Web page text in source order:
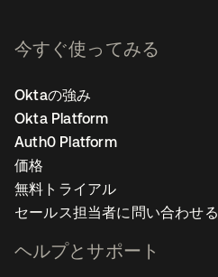
今すぐ使ってみる
Oktaの強み
Okta Platform
Auth0 Platform
価格
無料トライアル
セールス担当者に問い合わせる
ヘルプとサポート